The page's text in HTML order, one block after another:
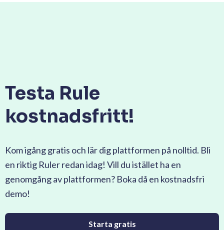
Testa Rule
kostnadsfritt!
Kom igång gratis och lär dig plattformen på nolltid. Bli
en riktig Ruler redan idag! Vill du istället ha en
genomgång av plattformen? Boka då en kostnadsfri
demo!
Starta gratis